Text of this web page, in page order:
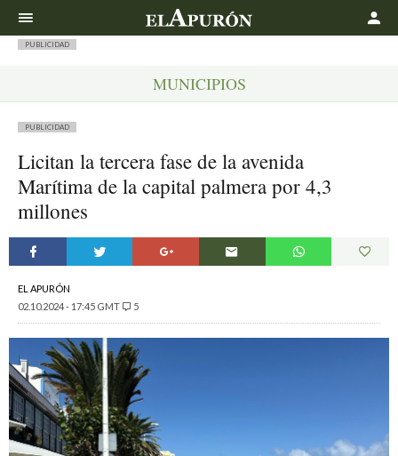
PUBLICIDAD
MUNICIPIOS
PUBLICIDAD
Licitan la tercera fase de la avenida
Marítima de la capital palmera por 4,3
millones
EL APURÓN
02.10.2024 - 17:45 GMT
5